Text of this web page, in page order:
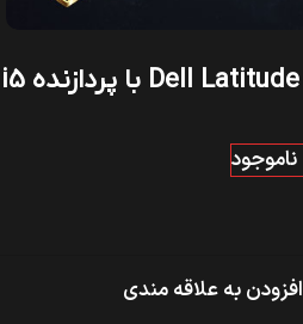
ناموجود
افزودن به علاقه مندی